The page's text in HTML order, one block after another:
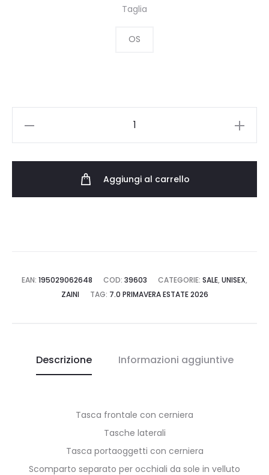
originale
era:
Taglia
OS
Aggiungi al carrello
EAN: 195029062648 COD: 39603 CATEGORIE: SALE, UNISEX,
ZAINI
TAG: 7.0 PRIMAVERA ESTATE 2026
Descrizione Informazioni aggiuntive
Tasca frontale con cerniera
Tasche laterali
Tasca portaoggetti con cerniera
Scomparto separato per occhiali da sole in velluto